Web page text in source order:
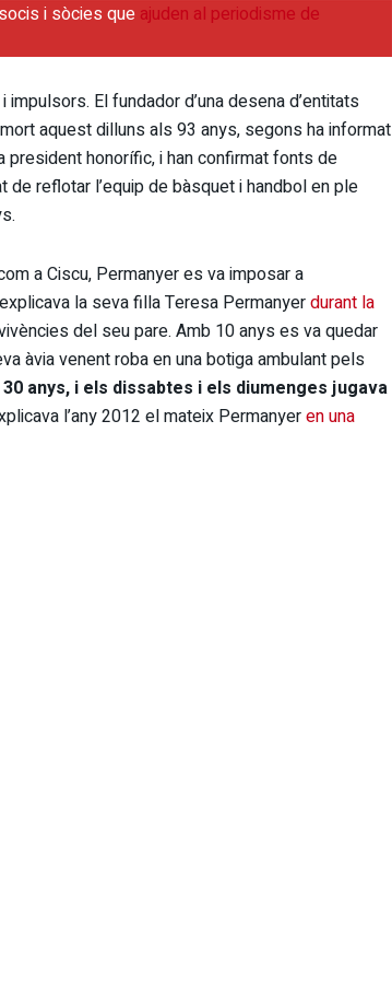
i sòcies que ajuden al periodisme de
El fundador d’una desena d’entitats
aquest dilluns als 93 anys, segons ha informat
president honorífic, i han confirmat fonts de
de reflotar l’equip de bàsquet i handbol en ple
a Ciscu, Permanyer es va imposar a
la seva filla Teresa Permanyerdurant la
del seu pare. Amb 10 anys es va quedar
àvia venent roba en una botiga ambulant pels
anys, i els dissabtes i els diumenges jugava
l’any 2012 el mateix Permanyeren una